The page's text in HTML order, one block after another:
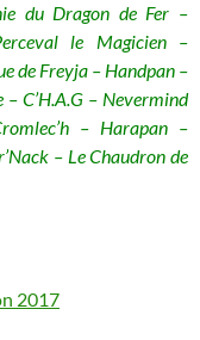
du Dragon de Fer –
le Magicien –
de Freyja – Handpan –
C’H.A.G – Nevermind
– Harapan –
– Le Chaudron de
2017